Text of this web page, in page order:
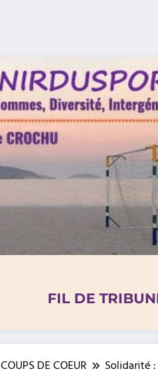
FIL DE
COUPS DE COEUR Solidarité :